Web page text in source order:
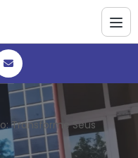
Transforme Seus